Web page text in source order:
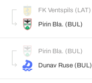
FK Ventspils (LAT)
Pirin Bla. (BUL)
Pirin Bla. (BUL)
Dunav Ruse (BUL)